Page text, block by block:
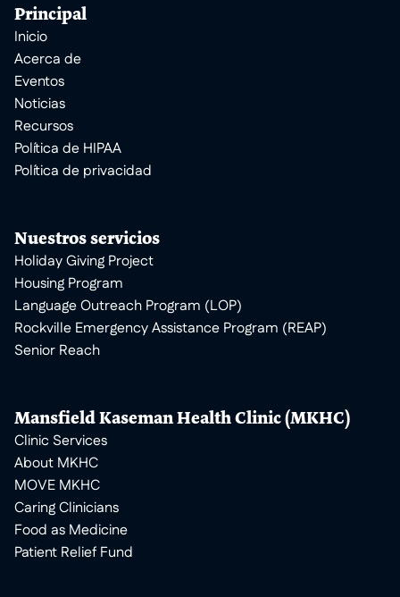
Principal
Inicio
Acerca de
Eventos
Noticias
Recursos
Política de HIPAA
Política de privacidad
Nuestros servicios
Holiday Giving Project
Housing Program
Language Outreach Program (LOP)
Rockville Emergency Assistance Program (REAP)
Senior Reach
Mansfield Kaseman Health Clinic (MKHC)
Clinic Services
About MKHC
MOVE MKHC
Caring Clinicians
Food as Medicine
Patient Relief Fund